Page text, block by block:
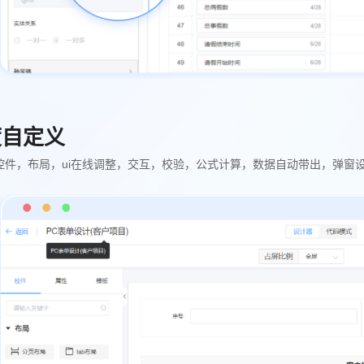
定义
件，布局，ui在线调整，交互，校验，公式计算，数据自动带出，弹窗